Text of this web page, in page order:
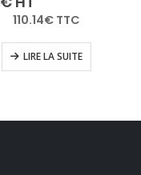
110.14€ TTC
LIRE LA SUITE